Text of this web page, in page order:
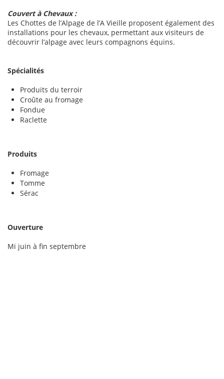
Couvert à Chevaux :
Les Chottes de l’Alpage de l’A Vieille proposent également des
installations pour les chevaux, permettant aux visiteurs de
découvrir l’alpage avec leurs compagnons équins.
Spécialités
Produits du terroir
Croûte au fromage
Fondue
Raclette
Produits
Fromage
Tomme
Sérac
Ouverture
Mi juin à fin septembre